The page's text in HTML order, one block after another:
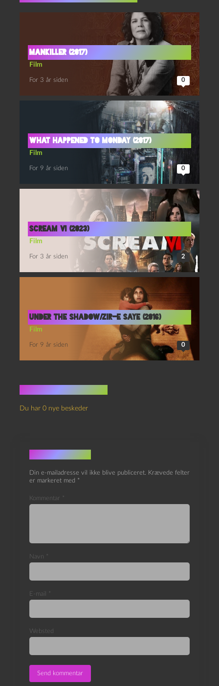
Mankiller (2017)
Film
For 3 år siden 0
What Happened to Monday (2017)
Film
For 9 år siden 0
Scream VI (2023)
Film
For 3 år siden 2
Under the Shadow/Zir-e Saye (2016)
Film
For 9 år siden 0
Du har 0 nye beskeder
Skriv et svar
Din e-mailadresse vil ikke blive publiceret. Krævede felter
er markeret med *
Kommentar *
Navn *
E-mail *
Websted